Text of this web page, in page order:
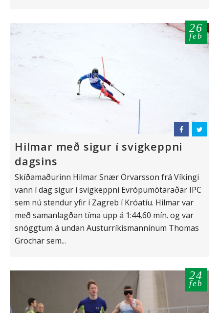
26
feb
Hilmar með sigur í svigkeppni
dagsins
Skíðamaðurinn Hilmar Snær Örvarsson frá Víkingi
vann í dag sigur í svigkeppni Evrópumótaraðar IPC
sem nú stendur yfir í Zagreb í Króatíu. Hilmar var
með samanlagðan tíma upp á 1:44,60 mín. og var
snöggtum á undan Austurríkismanninum Thomas
Grochar sem...
24
feb